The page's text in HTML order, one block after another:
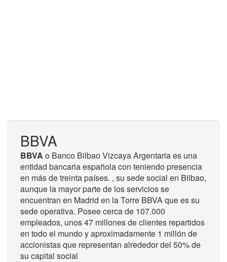
BBVA
BBVA o Banco Bilbao Vizcaya Argentaria es una
entidad bancaria española con teniendo presencia
en más de treinta países. , su sede social en Bilbao,
aunque la mayor parte de los servicios se
encuentran en Madrid en la Torre BBVA que es su
sede operativa. Posee cerca de 107.000
empleados, unos 47 millones de clientes repartidos
en todo el mundo y aproximadamente 1 millón de
accionistas que representan alrededor del 50% de
su capital social